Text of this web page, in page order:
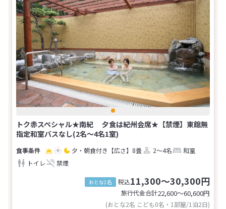
トク赤スペシャル★南紀 夕食は紀州会席★【禁煙】東館無
指定和室バスなし(2名～4名1室)
夕・朝食付き 【広さ】8畳 2～4名
和室
トイレ
禁煙
おとな1名 税込11,300～30,300円
旅行代金合計22,600〜60,600円
(おとな2名 こども0名・1部屋/1泊2日)